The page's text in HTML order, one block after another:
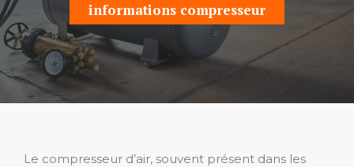
informations compresseur
Le compresseur d’air, souvent présent dans les